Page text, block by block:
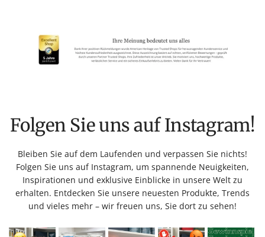
Folgen Sie uns auf Instagram!
Bleiben Sie auf dem Laufenden und verpassen Sie nichts!
Folgen Sie uns auf Instagram, um spannende Neuigkeiten,
Inspirationen und exklusive Einblicke in unsere Welt zu
erhalten. Entdecken Sie unsere neuesten Produkte, Trends
und vieles mehr – wir freuen uns, Sie dort zu sehen!